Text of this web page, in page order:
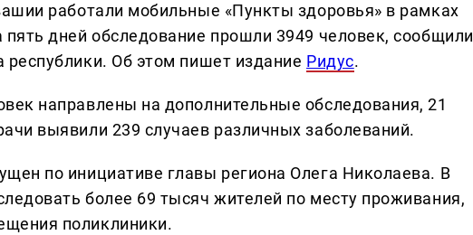
работали мобильные «Пункты здоровья» в рамках
дней обследование прошли 3949 человек, сообщили
республики. Об этом пишет издание Ридус.
направлены на дополнительные обследования, 21
выявили 239 случаев различных заболеваний.
по инициативе главы региона Олега Николаева. В
более 69 тысяч жителей по месту проживания,
поликлиники.